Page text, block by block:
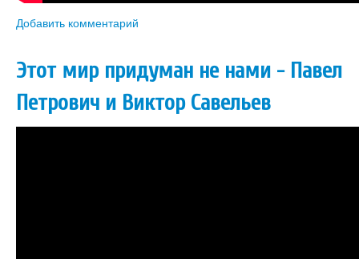
Добавить комментарий
Этот мир придуман не нами - Павел
Петрович и Виктор Савельев